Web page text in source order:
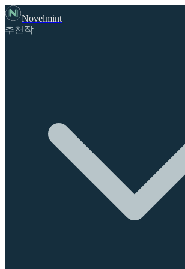
Novelmint
추천작